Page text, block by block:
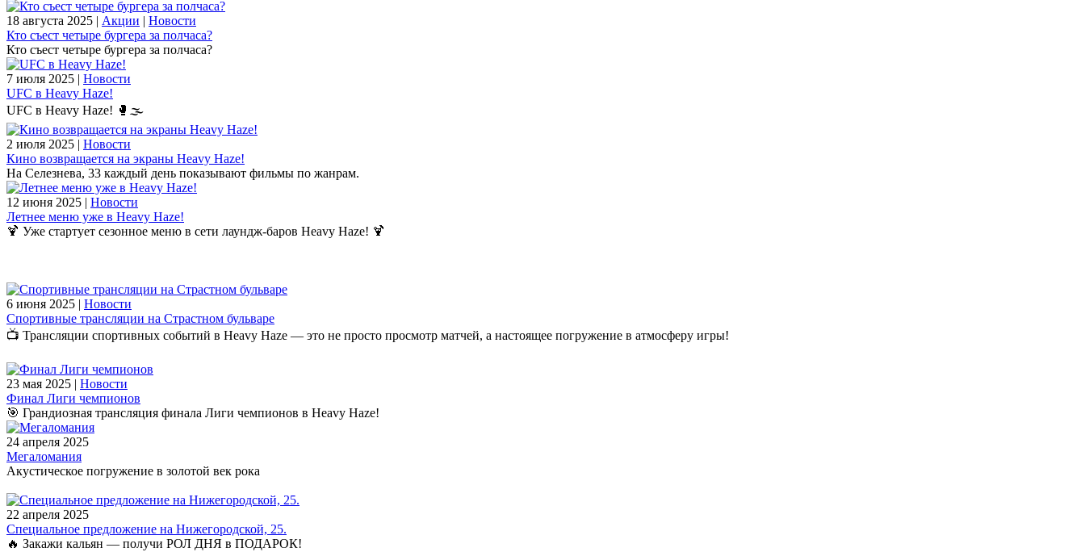
18 августа 2025 | Акции | Новости
Кто съест четыре бургера за полчаса?
Кто съест четыре бургера за полчаса?
7 июля 2025 | Новости
UFC в Heavy Haze!
UFC в Heavy Haze! 🥊🌫️
2 июля 2025 | Новости
Кино возвращается на экраны Heavy Haze!
На Селезнева, 33 каждый день показывают фильмы по жанрам.
12 июня 2025 | Новости
Летнее меню уже в Heavy Haze!
🍹 Уже стартует сезонное меню в сети лаундж-баров Heavy Haze! 🍹
6 июня 2025 | Новости
Спортивные трансляции на Страстном бульваре
📺 Трансляции спортивных событий в Heavy Haze — это не просто просмотр матчей, а настоящее погружение в атмосферу игры!
23 мая 2025 | Новости
Финал Лиги чемпионов
🎯 Грандиозная трансляция финала Лиги чемпионов в Heavy Haze!
24 апреля 2025
Мегаломания
Акустическое погружение в золотой век рока
22 апреля 2025
Специальное предложение на Нижегородской, 25.
🔥 Закажи кальян — получи РОЛ ДНЯ в ПОДАРОК!